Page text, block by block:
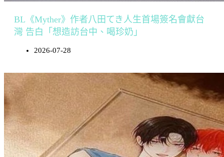
BL《Myther》作者八田てき人生首場簽名會獻台
灣 告白「想造訪台中、喝珍奶」
2026-07-28